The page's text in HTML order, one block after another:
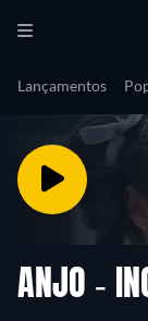
Lançamentos
ANJO -